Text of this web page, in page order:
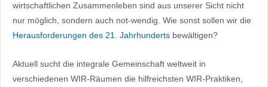
wirtschaftlichen Zusammenleben sind aus unserer Sicht nicht
nur möglich, sondern auch not-wendig. Wie sonst sollen wir die
Herausforderungen des 21. Jahrhunderts bewältigen?
Aktuell sucht die integrale Gemeinschaft weltweit in
verschiedenen WIR-Räumen die hilfreichsten WIR-Praktiken,